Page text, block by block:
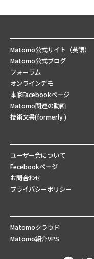
Matomo公式サイト（英語）
Matomo公式ブログ
フォーラム
オンラインデモ
本家Facebookページ
Matomo関連の動画
技術文書(formerly )
ユーザー会について
Fecebookページ
お問合わせ
プライバシーポリシー
Matomoクラウド
Matomo紹介VPS